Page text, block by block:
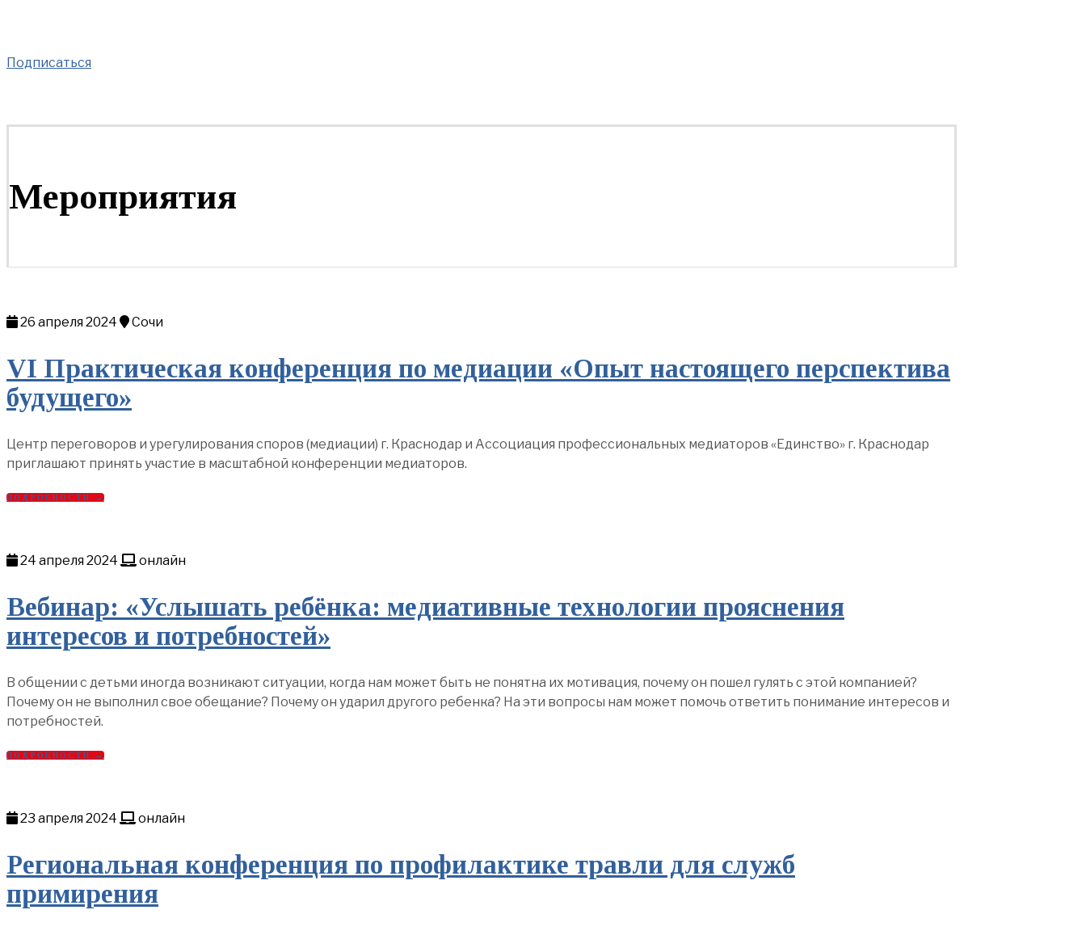
Подписаться
Мероприятия
26 апреля 2024 Сочи
VI Практическая конференция по медиации «Опыт настоящего перспектива
будущего»
Центр переговоров и урегулирования споров (медиации) г. Краснодар и Ассоциация профессиональных медиаторов «Единство» г. Краснодар
приглашают принять участие в масштабной конференции медиаторов.
ПОДРОБНОСТИ →
24 апреля 2024 онлайн
Вебинар: «Услышать ребёнка: медиативные технологии прояснения
интересов и потребностей»
В общении с детьми иногда возникают ситуации, когда нам может быть не понятна их мотивация, почему он пошел гулять с этой компанией?
Почему он не выполнил свое обещание? Почему он ударил другого ребенка? На эти вопросы нам может помочь ответить понимание интересов и
потребностей.
ПОДРОБНОСТИ →
23 апреля 2024 онлайн
Региональная конференция по профилактике травли для служб
примирения